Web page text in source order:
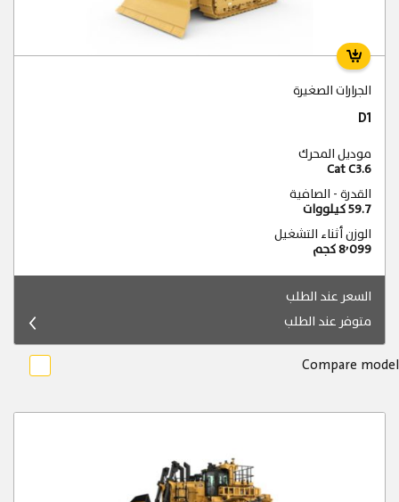
الجرارات الصغيرة
D1
موديل المحرك
Cat C3.6
القدرة - الصافية
59.7 كيلووات
الوزن أثناء التشغيل
8٬099 كجم
السعر عند الطلب
متوفر عند الطلب
Compare model